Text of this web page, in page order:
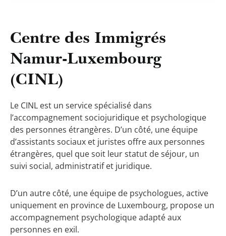
Centre des Immigrés
Namur-Luxembourg
(CINL)
Le CINL est un service spécialisé dans
l’accompagnement sociojuridique et psychologique
des personnes étrangères. D’un côté, une équipe
d’assistants sociaux et juristes offre aux personnes
étrangères, quel que soit leur statut de séjour, un
suivi social, administratif et juridique.
D’un autre côté, une équipe de psychologues, active
uniquement en province de Luxembourg, propose un
accompagnement psychologique adapté aux
personnes en exil.